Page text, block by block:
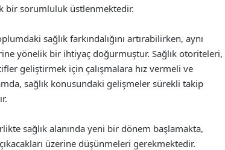
bir sorumluluk üstlenmektedir.
sağlık farkındalığını artırabilirken, aynı
yönelik bir ihtiyaç doğurmuştur. Sağlık otoriteleri,
geliştirmek için çalışmalara hız vermeli ve
sağlık konusundaki gelişmeler sürekli takip
sağlık alanında yeni bir dönem başlamakta,
üzerine düşünmeleri gerekmektedir.